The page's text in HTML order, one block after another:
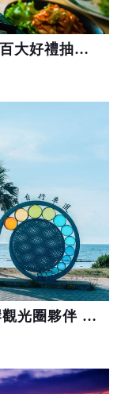
皇冠海岸觀光圈Line Me大驚喜 百大好禮抽獎送
締造綠色未來 北觀處攜皇冠海岸觀光圈夥伴 打造綠色旅遊天堂